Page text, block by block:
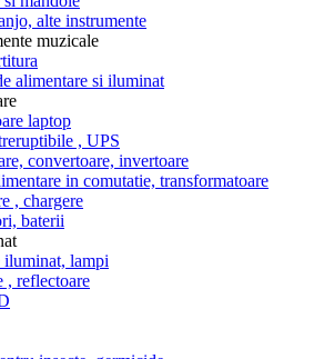
alte instrumente
muzicale
alimentare si iluminat
laptop
, UPS
convertoare, invertoare
in comutatie, transformatoare
, chargere
baterii
lampi
, reflectoare